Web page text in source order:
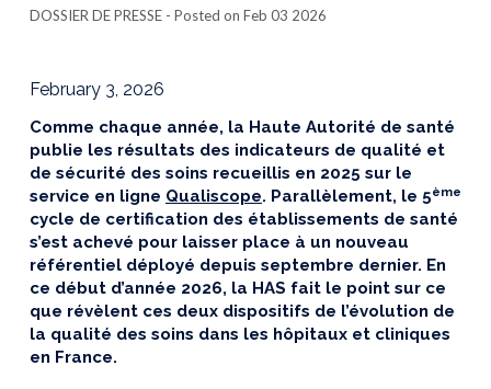
DOSSIER DE PRESSE - Posted on Feb 03 2026
February 3, 2026
Comme chaque année, la Haute Autorité de santé
publie les résultats des indicateurs de qualité et
de sécurité des soins recueillis en 2025 sur le
service en ligne Qualiscope. Parallèlement, le 5ème
cycle de certification des établissements de santé
s’est achevé pour laisser place à un nouveau
référentiel déployé depuis septembre dernier. En
ce début d’année 2026, la HAS fait le point sur ce
que révèlent ces deux dispositifs de l’évolution de
la qualité des soins dans les hôpitaux et cliniques
en France.